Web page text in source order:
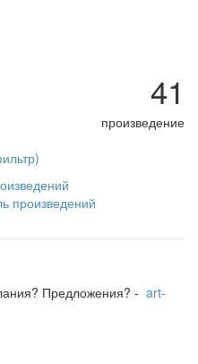
41
произведение
произведений
Предложения? - art-